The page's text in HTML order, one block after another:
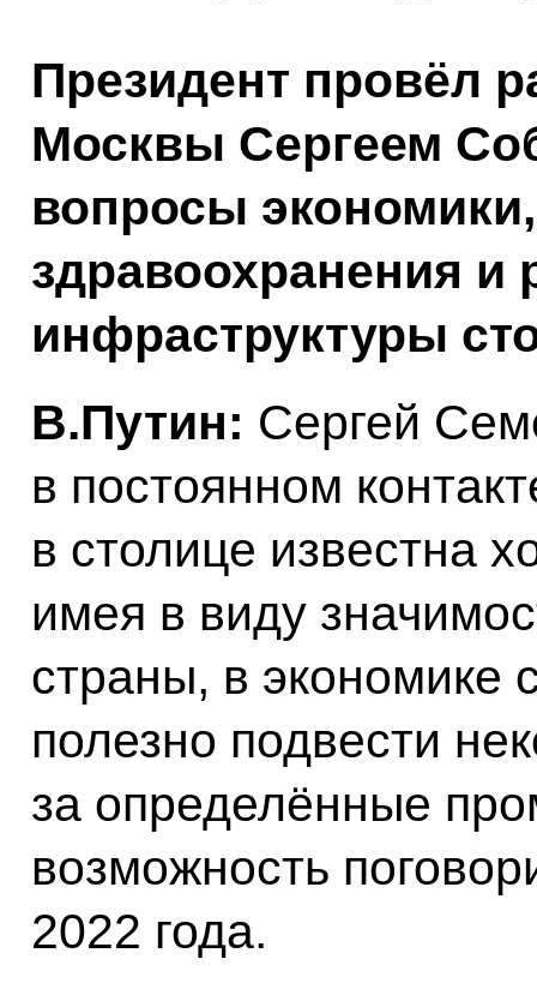
Президент провёл
Москвы Сергеем
вопросы
здравоохранения и
инфраструктуры
В.Путин: Сергей
в постоянном
в столице известна
имея в виду
страны, в экономике
полезно подвести
за определённые
возможность
2022 года.